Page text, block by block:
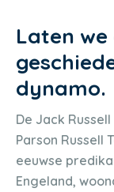
Laten we
dynamo.
De Jack
Parson Russell
eeuwse
Engeland,